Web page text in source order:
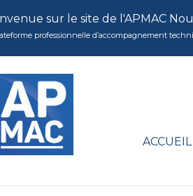
sur le site de l'APMAC
professionnelle d’accompagnement
ACCUEIL